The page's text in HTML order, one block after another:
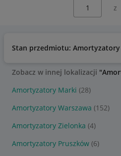
Stan przedmiotu: Amortyzatory
Zobacz w innej lokalizacji
Amortyzatory Marki (28)
Amortyzatory Warszawa (152)
Amortyzatory Zielonka (4)
Amortyzatory Pruszków (6)